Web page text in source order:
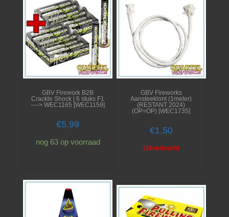
GBV Firework B2B
Crackle Shock | 6 stuks F1
—-> WEC1165 [WEC1159]
€5,99
nog 63 op voorraad
GBV Fireworks
Aansteeklont (1meter)
(RESTANT 2024)
(OP=OP) [WEC1735]
€1,50
Uitverkocht